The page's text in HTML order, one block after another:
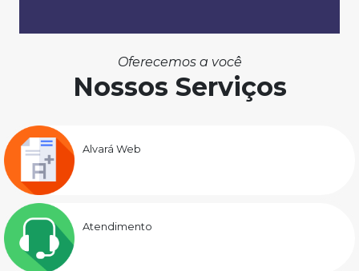
Oferecemos a você
Nossos Serviços
Alvará Web
Atendimento